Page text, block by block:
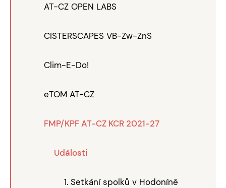
AT-CZ OPEN LABS
CISTERSCAPES VB-Zw-ZnS
Clim-E-Do!
eTOM AT-CZ
FMP/KPF AT-CZ KCR 2021-27
Události
1. Setkání spolků v Hodoníně